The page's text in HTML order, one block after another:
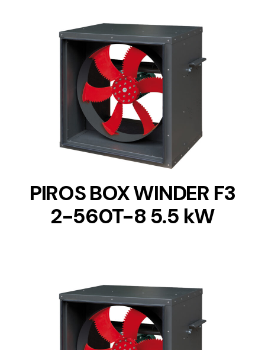
DETAILS
PIROS BOX WINDER F3
2-560T-8 5.5 kW